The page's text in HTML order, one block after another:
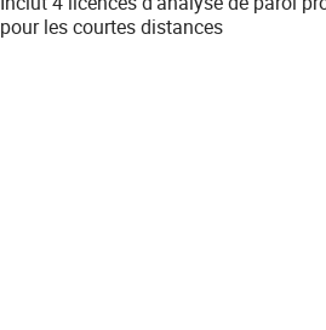
pour les courtes distances